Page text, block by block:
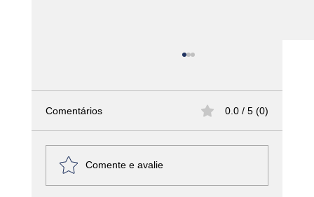
Comentários 0.0 / 5 (0)
Comente e avalie